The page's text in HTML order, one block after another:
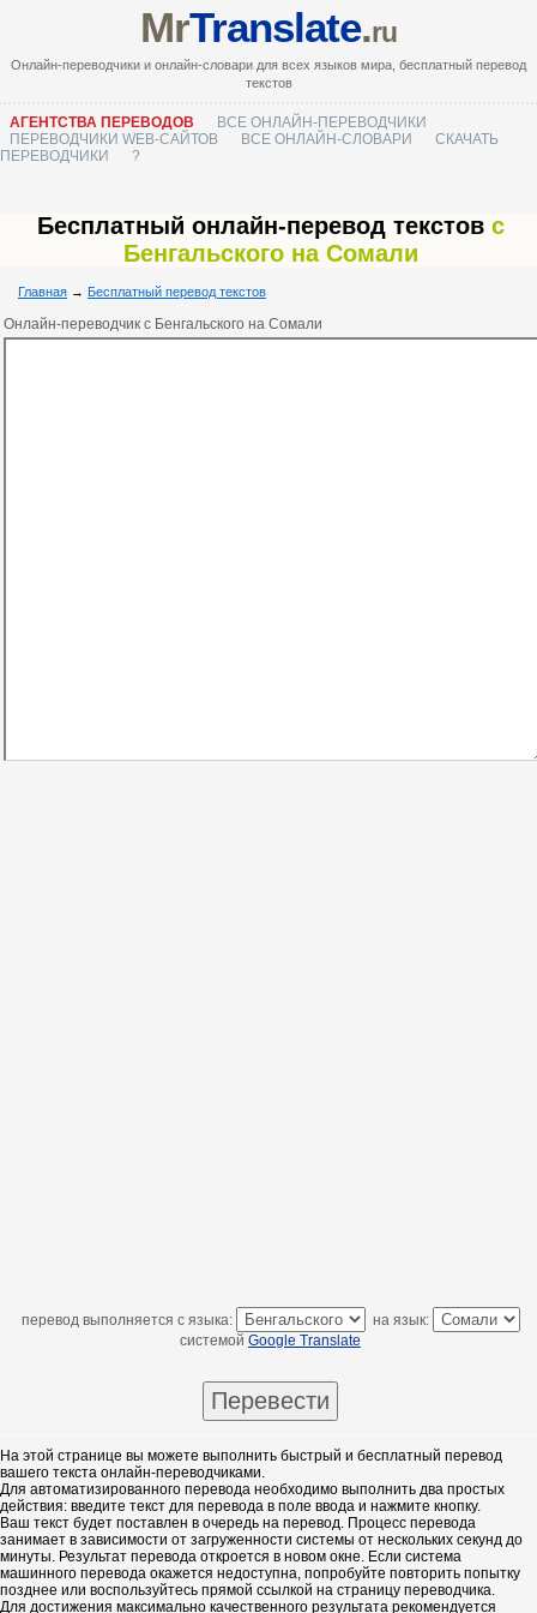
MrTranslate.ru
Онлайн-переводчики и онлайн-словари для всех языков мира, бесплатный перевод
текстов
АГЕНТСТВА ПЕРЕВОДОВ
ВСЕ ОНЛАЙН-ПЕРЕВОДЧИКИ
ПЕРЕВОДЧИКИ WEB-САЙТОВ
ВСЕ ОНЛАЙН-СЛОВАРИ
СКАЧАТЬ
ПЕРЕВОДЧИКИ
?
Бесплатный онлайн-перевод текстов с
Бенгальского на Сомали
Главная → Бесплатный перевод текстов
Онлайн-переводчик с Бенгальского на Сомали
перевод выполняется с языка:
на язык:
системой Google Translate
На этой странице вы можете выполнить быстрый и бесплатный перевод
вашего текста онлайн-переводчиками.
Для автоматизированного перевода необходимо выполнить два простых
действия: введите текст для перевода в поле ввода и нажмите кнопку.
Ваш текст будет поставлен в очередь на перевод. Процесс перевода
занимает в зависимости от загруженности системы от нескольких секунд до
минуты. Результат перевода откроется в новом окне. Если система
машинного перевода окажется недоступна, попробуйте повторить попытку
позднее или воспользуйтесь прямой ссылкой на страницу переводчика.
Для достижения максимально качественного результата рекомендуется